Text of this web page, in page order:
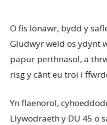
O fis Ionawr, bydd y
Gludwyr weld os ydynt
papur perthnasol, a
risg y cânt eu troi i
Yn flaenorol,
Llywodraeth y DU 45 o